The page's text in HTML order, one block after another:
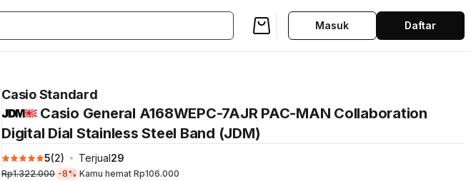
Masuk Daftar
Casio Standard
Casio General A168WEPC-7AJR PAC-MAN Collaboration
Digital Dial Stainless Steel Band (JDM)
5(2) Terjual29
Rp1.322.000 -8% Kamu hemat Rp106.000